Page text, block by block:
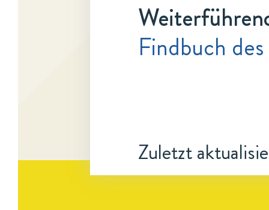
Findbuch
Zuletzt